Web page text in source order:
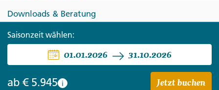
Namibias ursprünglicher
Downloads & Beratung
Saisonzeit wählen:
01.01.2026 31.10.2026
ab € 5.945 i Jetzt buchen